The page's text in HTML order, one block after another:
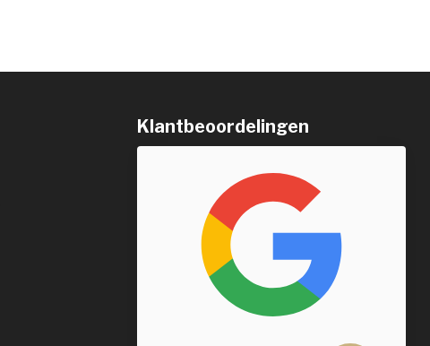
Klantbeoordelingen